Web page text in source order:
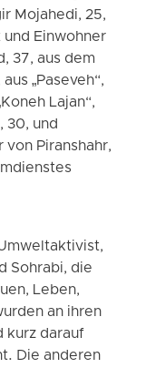
Mojahedi, 25,
und Einwohner
37, aus dem
„Paseveh“,
Lajan“,
30, und
Piranshahr,
Sohrabi, die
Leben,
an ihren
kurz darauf
Die anderen